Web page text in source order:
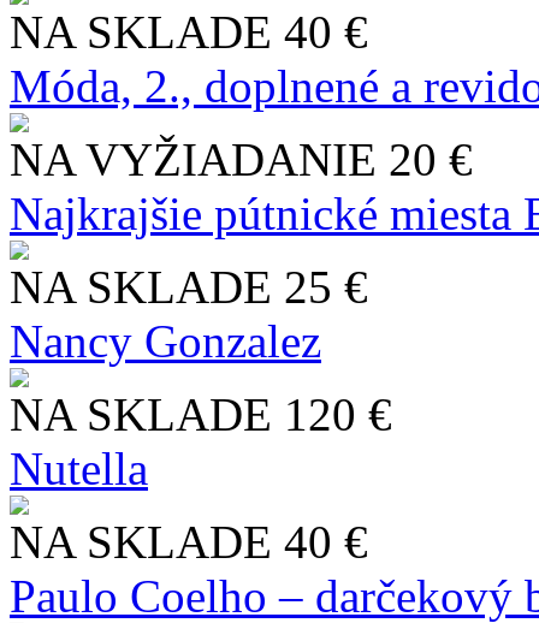
NA SKLADE 40 €
Móda, 2., doplnené a
NA VYŽIADANIE 20 €
Najkrajšie pútnické miesta
NA SKLADE 25 €
Nancy Gonzalez
NA SKLADE 120 €
Nutella
NA SKLADE 40 €
Paulo Coelho – darčekový